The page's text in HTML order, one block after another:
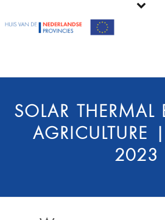
SOLAR THERMAL
AGRICULTURE
2023